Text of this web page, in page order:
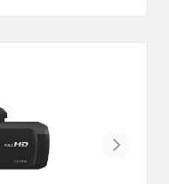
Next